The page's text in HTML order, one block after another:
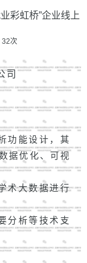
彩虹桥”企业线上
32次
司
功能设计，其
据优化、可视
术大数据进行
分析等技术支